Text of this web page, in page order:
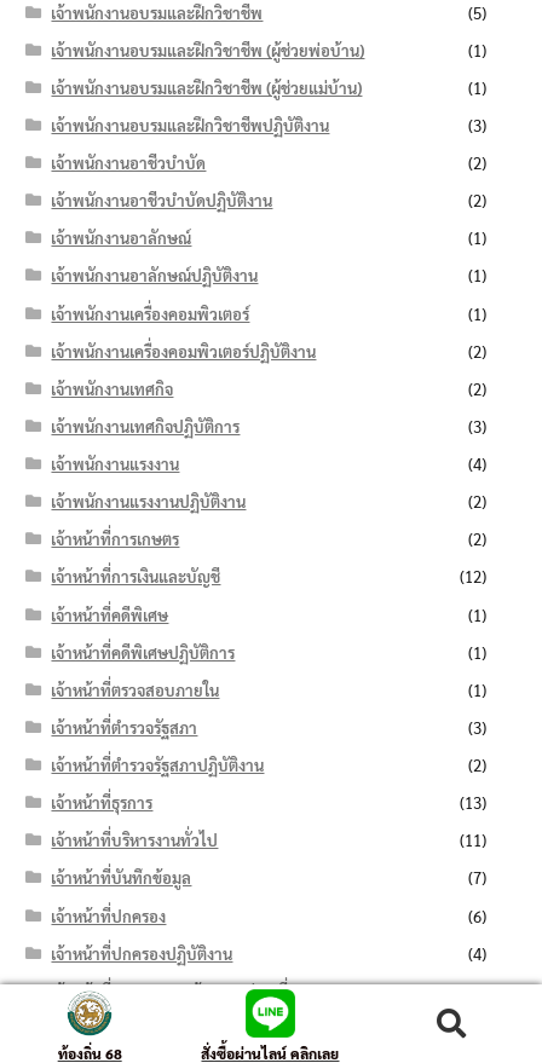
เจ้าพนักงานอบรมและฝึกวิชาชีพ
(5)
เจ้าพนักงานอบรมและฝึกวิชาชีพ (ผู้ช่วยพ่อบ้าน)
(1)
เจ้าพนักงานอบรมและฝึกวิชาชีพ (ผู้ช่วยแม่บ้าน)
(1)
เจ้าพนักงานอบรมและฝึกวิชาชีพปฏิบัติงาน
(3)
เจ้าพนักงานอาชีวบำบัด
(2)
เจ้าพนักงานอาชีวบำบัดปฏิบัติงาน
(2)
เจ้าพนักงานอาลักษณ์
(1)
เจ้าพนักงานอาลักษณ์ปฏิบัติงาน
(1)
เจ้าพนักงานเครื่องคอมพิวเตอร์
(1)
เจ้าพนักงานเครื่องคอมพิวเตอร์ปฏิบัติงาน
(2)
เจ้าพนักงานเทศกิจ
(2)
เจ้าพนักงานเทศกิจปฏิบัติการ
(3)
เจ้าพนักงานแรงงาน
(4)
เจ้าพนักงานแรงงานปฏิบัติงาน
(2)
เจ้าหน้าที่การเกษตร
(2)
เจ้าหน้าที่การเงินและบัญชี
(12)
เจ้าหน้าที่คดีพิเศษ
(1)
เจ้าหน้าที่คดีพิเศษปฏิบัติการ
(1)
เจ้าหน้าที่ตรวจสอบภายใน
(1)
เจ้าหน้าที่ตำรวจรัฐสภา
(3)
เจ้าหน้าที่ตำรวจรัฐสภาปฏิบัติงาน
(2)
เจ้าหน้าที่ธุรการ
(13)
เจ้าหน้าที่บริหารงานทั่วไป
(11)
เจ้าหน้าที่บันทึกข้อมูล
(7)
เจ้าหน้าที่ปกครอง
(6)
เจ้าหน้าที่ปกครองปฏิบัติงาน
(4)
เจ้าหน้าที่ประสานงานด้านการท่องเที่ยว
(1)
เจ้าหน้าที่ป่าไม้
ท้องถิ่น 68 สั่งซื้อผ่านไลน์ คลิกเลย